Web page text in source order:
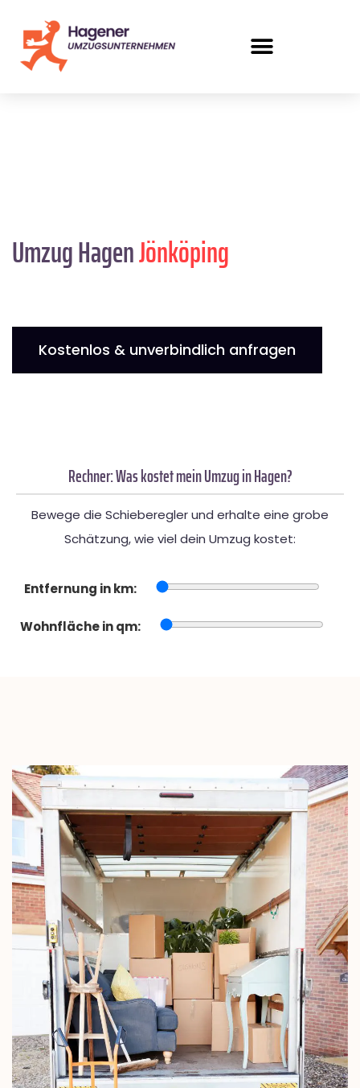
Umzug HagenJönköping
Kostenlos & unverbindlich anfragen
Rechner: Was kostet mein Umzug in Hagen?
Bewege die Schieberegler und erhalte eine grobe
Schätzung, wie viel dein Umzug kostet:
Entfernung in km:
Wohnfläche in qm: